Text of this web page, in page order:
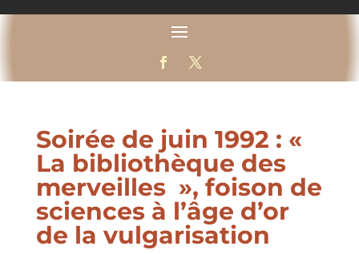
Soirée de juin 1992 : «
La bibliothèque des
merveilles », foison de
sciences à l’âge d’or
de la vulgarisation